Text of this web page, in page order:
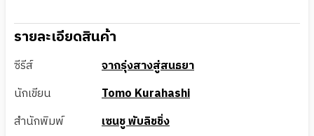
รายละเอียดสินค้า
ซีรีส์
จากรุ่งสางสู่สนธยา
นักเขียน
Tomo Kurahashi
สำนักพิมพ์
เซนชู พับลิชชิ่ง